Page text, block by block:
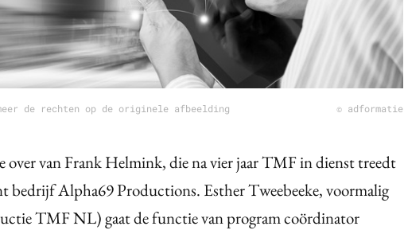
de rechten op de originele afbeelding © adformatie
van Frank Helmink, die na vier jaar TMF in dienst treedt
bedrijf Alpha69 Productions. Esther Tweebeeke, voormalig
TMF NL) gaat de functie van program coördinator